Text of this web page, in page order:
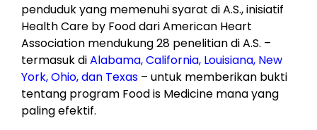
penduduk yang memenuhi syarat di A.S., inisiatif
Health Care by Food dari American Heart
Association mendukung 28 penelitian di A.S. –
termasuk diAlabama, California, Louisiana, New
York, Ohio, dan Texas – untuk memberikan bukti
tentang program Food is Medicine mana yang
paling efektif.